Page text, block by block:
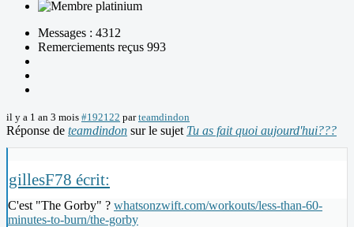
Messages : 4312
Remerciements reçus 993
il y a 1 an 3 mois #192122 parteamdindon
Réponse de teamdindon sur le sujet Tu as fait quoi aujourd'hui???
gillesF78 écrit:
C'est "The Gorby" ? whatsonzwift.com/workouts/less-than-60-
minutes-to-burn/the-gorby